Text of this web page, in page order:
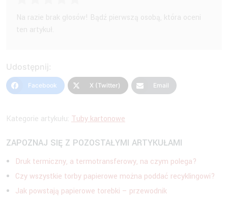
Na razie brak głosów! Bądź pierwszą osobą, która oceni
ten artykuł.
Udostępnij:
Facebook X (Twitter) Email
Kategorie artykułu: Tuby kartonowe
ZAPOZNAJ SIĘ Z POZOSTAŁYMI ARTYKUŁAMI
Druk termiczny, a termotransferowy, na czym polega?
Czy wszystkie torby papierowe można poddać recyklingowi?
Jak powstają papierowe torebki – przewodnik